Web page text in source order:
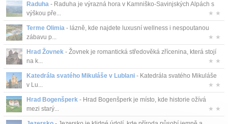
Raduha - Raduha je výrazná hora v Kamniško-Savinjských Alpách s
výškou pře...
★ ★
Terme Olimia - lázně, kde najdete luxusní wellness i nespoutanou
zábavu p...
★ ★
Hrad Žovnek - Žovnek je romantická středověká zřícenina, která stojí
na k...
★ ★
Katedrála svatého Mikuláše v Lublani - Katedrála svatého Mikuláše
v Lu...
★ ★
Hrad Bogenšperk - Hrad Bogenšperk je místo, kde historie ožívá
mezi starý...
★ ★